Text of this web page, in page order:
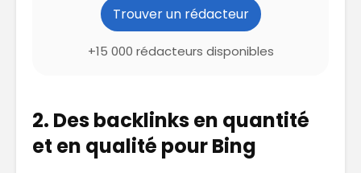
Trouver un rédacteur
+15 000 rédacteurs disponibles
2. Des backlinks en quantité
et en qualité pour Bing